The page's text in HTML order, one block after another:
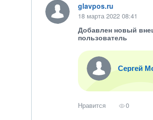
glavpos.ru
18 марта 2022 08:41
Добавлен новый
пользователь
Сергей
Нравится 0